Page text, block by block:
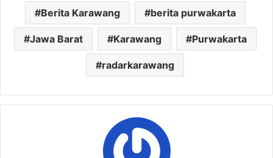
Berita Karawang berita purwakarta
Jawa Barat Karawang Purwakarta
radarkarawang